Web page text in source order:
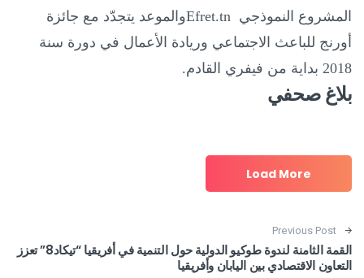
المشروع النموذجي Efret.tnوالموعد يتجدّد مع جائزة
أورنج للباعث الاجتماعي وريادة الأعمال في دورة سنة
2018 بداية من فيفري القادم
.
بلاغ صحفي
Load More
Post navigation
Previous Post
القمة الثامنة لندوة طوكيو الدولية حول التنمية في أفريقيا “تيكاد8” تعزز
التعاون الاقتصادي بين اليابان وأفريقيا